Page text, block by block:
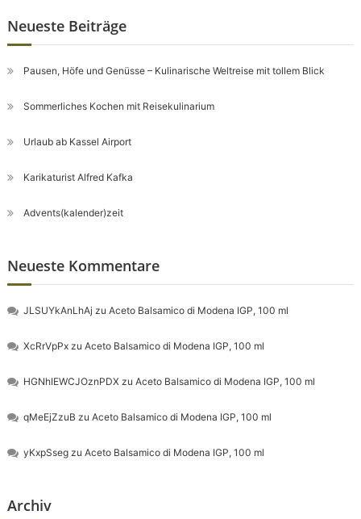
Neueste Beiträge
Pausen, Höfe und Genüsse – Kulinarische Weltreise mit tollem Blick
Sommerliches Kochen mit Reisekulinarium
Urlaub ab Kassel Airport
Karikaturist Alfred Kafka
Advents(kalender)zeit
Neueste Kommentare
JLSUYkAnLhAj zu Aceto Balsamico di Modena IGP, 100 ml
XcRrVpPxzu Aceto Balsamico di Modena IGP, 100 ml
HGNhIEWCJOznPDX zu Aceto Balsamico di Modena IGP, 100 ml
qMeEjZzuB zu Aceto Balsamico di Modena IGP, 100 ml
yKxpSsegzu Aceto Balsamico di Modena IGP, 100 ml
Archiv